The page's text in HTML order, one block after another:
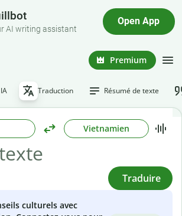
AI writing assistant
Open App
Premium
Traduction Résumé de texte
Vietnamien
Traduire
culturels avec